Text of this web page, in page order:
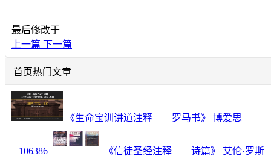
最后修改于
上一篇 下一篇
首页热门文章
《生命宝训讲道注释——罗马书》 博爱思
106386
《信徒圣经注释——诗篇》 艾伦·罗斯